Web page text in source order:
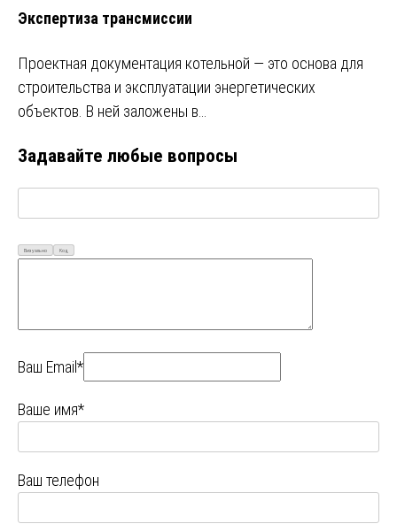
Экспертиза трансмиссии
Проектная документация котельной — это основа для
строительства и эксплуатации энергетических
объектов. В ней заложены в…
Задавайте любые вопросы
Визуально Код
Ваш Email*
Ваше имя*
Ваш телефон